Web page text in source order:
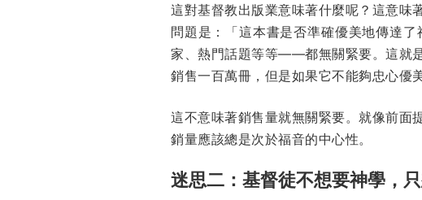
這對基督教出版業意味著什麼呢？這意味
問題是：「這本書是否準確優美地傳達
家、熱門話題等等——都無關緊要。這就
銷售一百萬冊，但是如果它不能夠忠心優
這不意味著銷售量就無關緊要。就像前面
銷量應該總是次於福音的中心性。
迷思二：基督徒不想要神學，